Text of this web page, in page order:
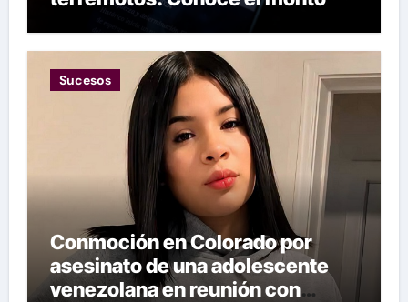
Sucesos
Conmoción en Colorado por
asesinato de una adolescente
venezolana en reunión con